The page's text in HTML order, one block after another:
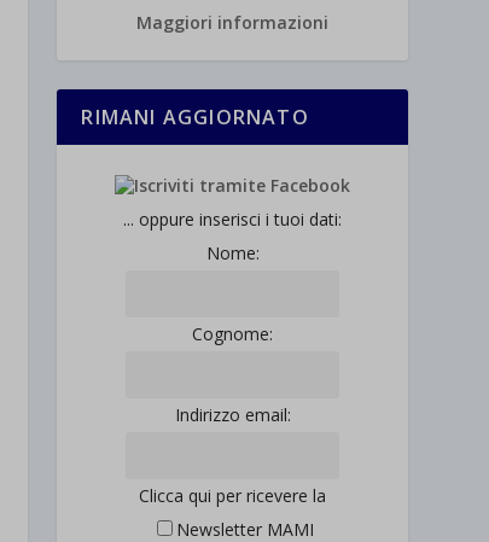
Maggiori informazioni
RIMANI AGGIORNATO
... oppure inserisci i tuoi dati:
Nome:
Cognome:
Indirizzo email:
Clicca qui per ricevere la
Newsletter MAMI